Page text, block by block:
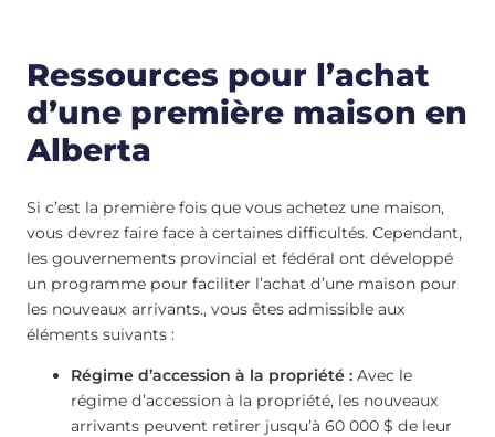
Ressources pour l’achat
d’une première maison en
Alberta
Si c’est la première fois que vous achetez une maison,
vous devrez faire face à certaines difficultés. Cependant,
les gouvernements provincial et fédéral ont développé
un programme pour faciliter l’achat d’une maison pour
les nouveaux arrivants., vous êtes admissible aux
éléments suivants :
Régime d’accession à la propriété : Avec le
régime d’accession à la propriété, les nouveaux
arrivants peuvent retirer jusqu’à 60 000 $ de leur